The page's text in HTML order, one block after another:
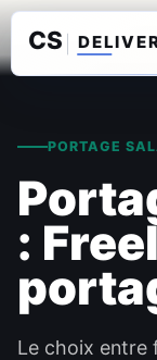
PORTAGE
:
Le choix entre